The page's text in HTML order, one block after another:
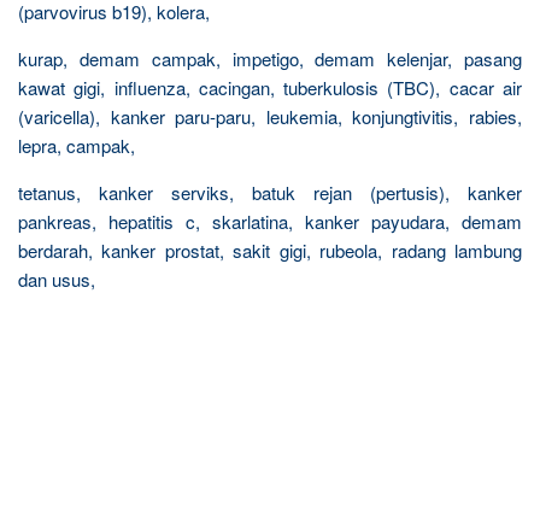
(parvovirus b19), kolera,
kurap, demam campak, impetigo, demam kelenjar, pasang
kawat gigi, influenza, cacingan, tuberkulosis (TBC), cacar air
(varicella), kanker paru-paru, leukemia, konjungtivitis, rabies,
lepra, campak,
tetanus, kanker serviks, batuk rejan (pertusis), kanker
pankreas, hepatitis c, skarlatina, kanker payudara, demam
berdarah, kanker prostat, sakit gigi, rubeola, radang lambung
dan usus,